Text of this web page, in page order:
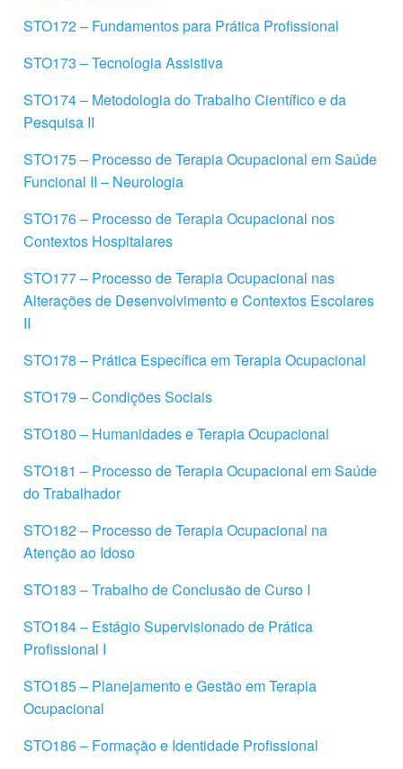
STO172 – Fundamentos para Prática Profissional
STO173 – Tecnologia Assistiva
STO174 – Metodologia do Trabalho Científico e da
Pesquisa II
STO175 – Processo de Terapia Ocupacional em Saúde
Funcional II – Neurologia
STO176 – Processo de Terapia Ocupacional nos
Contextos Hospitalares
STO177 – Processo de Terapia Ocupacional nas
Alterações de Desenvolvimento e Contextos Escolares
II
STO178 – Prática Específica em Terapia Ocupacional
STO179 – Condições Sociais
STO180 – Humanidades e Terapia Ocupacional
STO181 – Processo de Terapia Ocupacional em Saúde
do Trabalhador
STO182 – Processo de Terapia Ocupacional na
Atenção ao Idoso
STO183 – Trabalho de Conclusão de Curso I
STO184 – Estágio Supervisionado de Prática
Profissional I
STO185 – Planejamento e Gestão em Terapia
Ocupacional
STO186 – Formação e Identidade Profissional